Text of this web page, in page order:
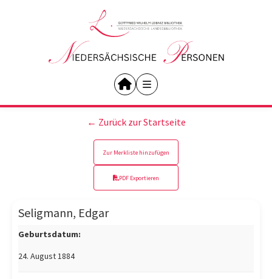
← Zurück zur Startseite
Zur Merkliste hinzufügen
PDF Exportieren
Seligmann, Edgar
Geburtsdatum:
24. August 1884